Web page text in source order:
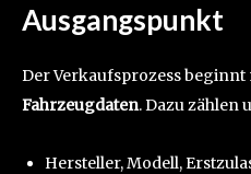
Ausgangspunkt
Der Verkaufsprozess beginnt
Fahrzeugdaten. Dazu zählen
Hersteller, Modell,